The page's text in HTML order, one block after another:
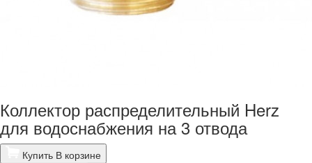
Коллектор распределительный Herz
для водоснабжения на 3 отвода
Купить В корзине